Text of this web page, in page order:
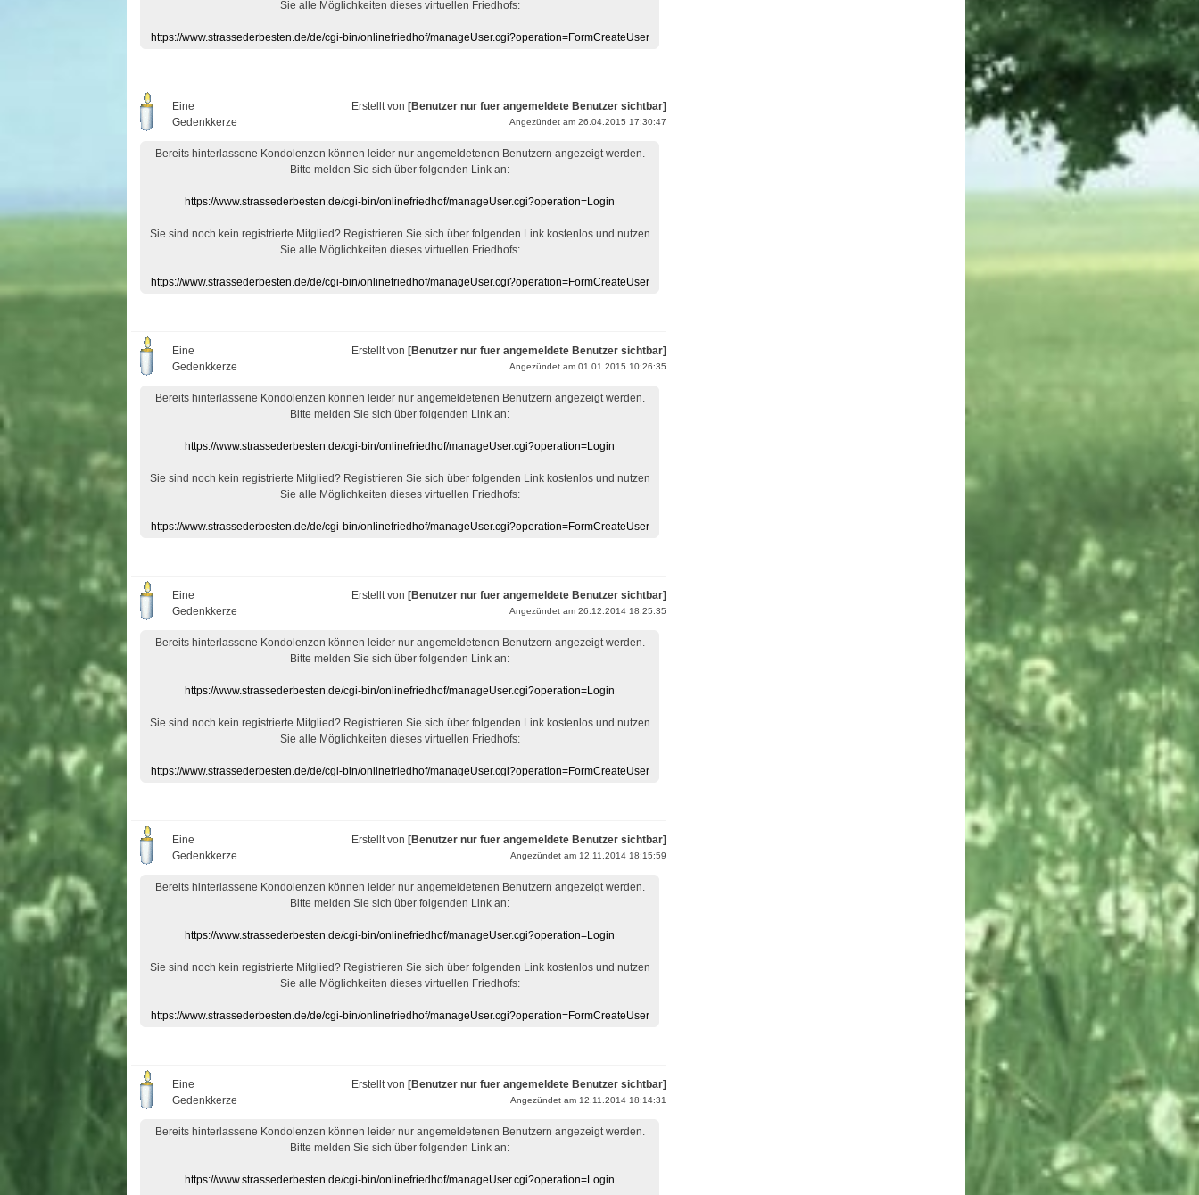
Sie alle Möglichkeiten dieses virtuellen Friedhofs:
https://www.strassederbesten.de/de/cgi-bin/onlinefriedhof/manageUser.cgi?operation=FormCreateUser
Eine
Gedenkkerze
Erstellt von [Benutzer nur fuer angemeldete Benutzer sichtbar]
Angezündet am 26.04.2015 17:30:47
Bereits hinterlassene Kondolenzen können leider nur angemeldetenen Benutzern angezeigt werden.
Bitte melden Sie sich über folgenden Link an:
https://www.strassederbesten.de/cgi-bin/onlinefriedhof/manageUser.cgi?operation=Login
Sie sind noch kein registrierte Mitglied? Registrieren Sie sich über folgenden Link kostenlos und nutzen
Sie alle Möglichkeiten dieses virtuellen Friedhofs:
https://www.strassederbesten.de/de/cgi-bin/onlinefriedhof/manageUser.cgi?operation=FormCreateUser
Eine
Gedenkkerze
Erstellt von [Benutzer nur fuer angemeldete Benutzer sichtbar]
Angezündet am 01.01.2015 10:26:35
Bereits hinterlassene Kondolenzen können leider nur angemeldetenen Benutzern angezeigt werden.
Bitte melden Sie sich über folgenden Link an:
https://www.strassederbesten.de/cgi-bin/onlinefriedhof/manageUser.cgi?operation=Login
Sie sind noch kein registrierte Mitglied? Registrieren Sie sich über folgenden Link kostenlos und nutzen
Sie alle Möglichkeiten dieses virtuellen Friedhofs:
https://www.strassederbesten.de/de/cgi-bin/onlinefriedhof/manageUser.cgi?operation=FormCreateUser
Eine
Gedenkkerze
Erstellt von [Benutzer nur fuer angemeldete Benutzer sichtbar]
Angezündet am 26.12.2014 18:25:35
Bereits hinterlassene Kondolenzen können leider nur angemeldetenen Benutzern angezeigt werden.
Bitte melden Sie sich über folgenden Link an:
https://www.strassederbesten.de/cgi-bin/onlinefriedhof/manageUser.cgi?operation=Login
Sie sind noch kein registrierte Mitglied? Registrieren Sie sich über folgenden Link kostenlos und nutzen
Sie alle Möglichkeiten dieses virtuellen Friedhofs:
https://www.strassederbesten.de/de/cgi-bin/onlinefriedhof/manageUser.cgi?operation=FormCreateUser
Eine
Gedenkkerze
Erstellt von [Benutzer nur fuer angemeldete Benutzer sichtbar]
Angezündet am 12.11.2014 18:15:59
Bereits hinterlassene Kondolenzen können leider nur angemeldetenen Benutzern angezeigt werden.
Bitte melden Sie sich über folgenden Link an:
https://www.strassederbesten.de/cgi-bin/onlinefriedhof/manageUser.cgi?operation=Login
Sie sind noch kein registrierte Mitglied? Registrieren Sie sich über folgenden Link kostenlos und nutzen
Sie alle Möglichkeiten dieses virtuellen Friedhofs:
https://www.strassederbesten.de/de/cgi-bin/onlinefriedhof/manageUser.cgi?operation=FormCreateUser
Eine
Gedenkkerze
Erstellt von [Benutzer nur fuer angemeldete Benutzer sichtbar]
Angezündet am 12.11.2014 18:14:31
Bereits hinterlassene Kondolenzen können leider nur angemeldetenen Benutzern angezeigt werden.
Bitte melden Sie sich über folgenden Link an:
https://www.strassederbesten.de/cgi-bin/onlinefriedhof/manageUser.cgi?operation=Login